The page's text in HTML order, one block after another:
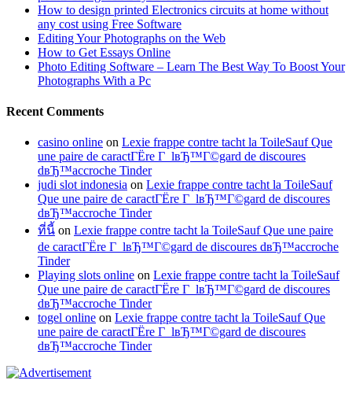
How to design printed Electronics circuits at home without
any cost using Free Software
Editing Your Photographs on the Web
How to Get Essays Online
Photo Editing Software – Learn The Best Way To Boost Your
Photographs With a Pc
Recent Comments
casino online on Lexie frappe contre tacht la ToileSauf Que
une paire de caractГЁre Г lвЂ™Г©gard de discoures
dвЂ™accroche Tinder
judi slot indonesia on Lexie frappe contre tacht la ToileSauf
Que une paire de caractГЁre Г lвЂ™Г©gard de discoures
dвЂ™accroche Tinder
ที่นี้ on Lexie frappe contre tacht la ToileSauf Que une paire
de caractГЁre Г lвЂ™Г©gard de discoures dвЂ™accroche
Tinder
Playing slots online on Lexie frappe contre tacht la ToileSauf
Que une paire de caractГЁre Г lвЂ™Г©gard de discoures
dвЂ™accroche Tinder
togel online on Lexie frappe contre tacht la ToileSauf Que
une paire de caractГЁre Г lвЂ™Г©gard de discoures
dвЂ™accroche Tinder